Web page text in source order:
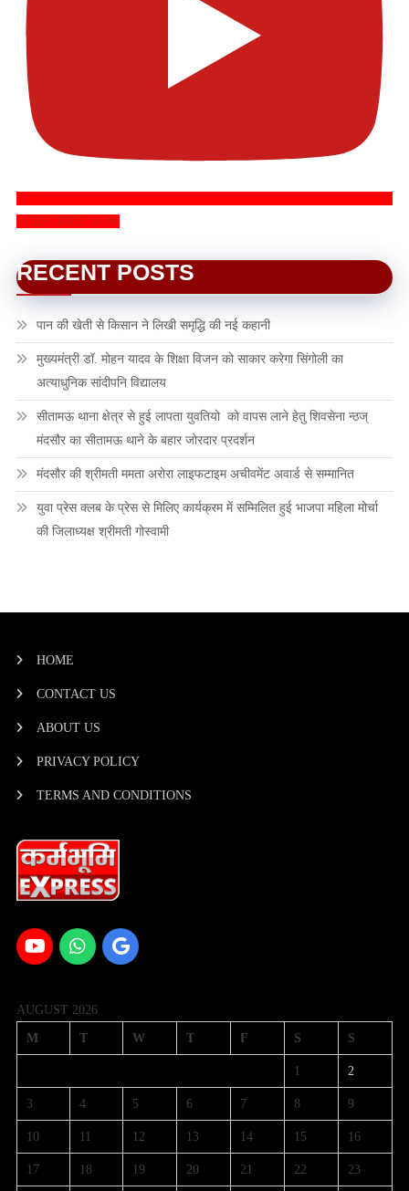
SUBSCRIBE NOW
RECENT POSTS
पान की खेती से किसान ने लिखी समृद्धि की नई कहानी
मुख्यमंत्री डॉ. मोहन यादव के शिक्षा विजन को साकार करेगा सिंगोली का
अत्याधुनिक सांदीपनि विद्यालय
सीतामऊ थाना क्षेत्र से हुई लापता युवतियो को वापस लाने हेतु शिवसेना न्ठज्
मंदसौर का सीतामऊ थाने के बहार जोरदार प्रदर्शन
मंदसौर की श्रीमती ममता अरोरा लाइफटाइम अचीवमेंट अवार्ड से सम्मानित
युवा प्रेस क्लब के प्रेस से मिलिए कार्यक्रम में सम्मिलित हुई भाजपा महिला मोर्चा
की जिलाध्यक्ष श्रीमती गोस्वामी
HOME
CONTACT US
ABOUT US
PRIVACY POLICY
TERMS AND CONDITIONS
AUGUST 2026
M T W T F S S
1 2
3 4 5 6 7 8 9
10 11 12 13 14 15 16
17 18 19 20 21 22 23